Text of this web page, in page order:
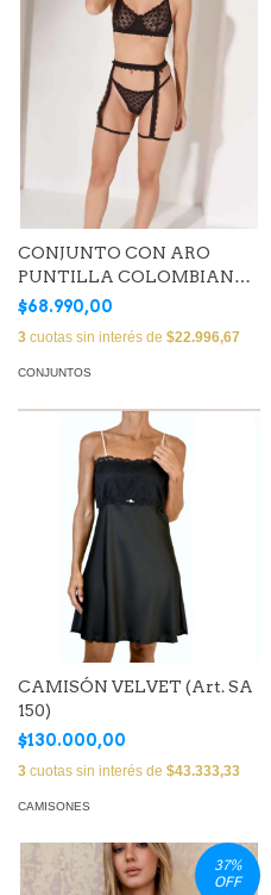
CONJUNTO CON ARO
PUNTILLA COLOMBIANA
(Art. EMMASTR02)
$68.990,00
3 cuotas sin interés de $22.996,67
CONJUNTOS
CAMISÓN VELVET (Art. SA
150)
$130.000,00
3 cuotas sin interés de $43.333,33
CAMISONES
37%
OFF